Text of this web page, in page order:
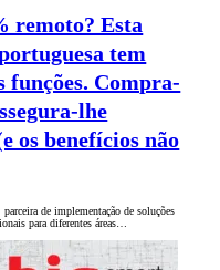
remoto? Esta
tem
funções. Compra-
lhe
os benefícios não
de implementação de soluções
para diferentes áreas…